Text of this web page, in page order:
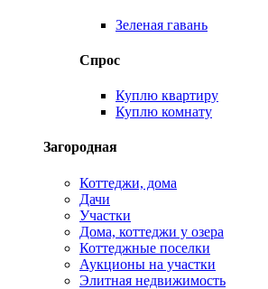
Зеленая гавань
Спрос
Куплю квартиру
Куплю комнату
Загородная
Коттеджи, дома
Дачи
Участки
Дома, коттеджи у озера
Коттеджные поселки
Аукционы на участки
Элитная недвижимость